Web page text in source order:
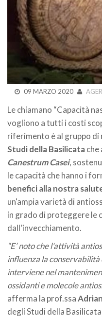
09 MARZO 2020 AGER
Le chiamano “Capacità
vogliono a tutti i costi
riferimento è al gruppo di
Studi della Basilicatache
Canestrum Casei,
le capacità che hanno i
benefici alla nostra
un'ampia varietà di
in grado di proteggere le
dall’invecchiamento.
“E’ noto che l'attività
influenza la conservabilità
interviene nel
ossidanti e molecole
afferma la prof.ssa
degli Studi della